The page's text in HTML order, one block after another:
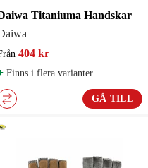
Titaniuma Handskar
404 kr
Finns i flera varianter
GÅ TILL